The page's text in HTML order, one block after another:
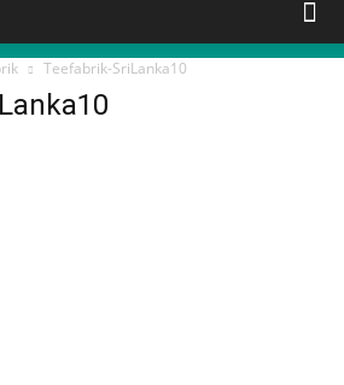
Teefabrik-SriLanka10